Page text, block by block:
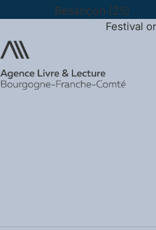
Besançon (25)
Festival